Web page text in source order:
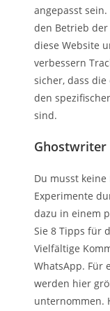
angepasst
den Betrieb
diese Website
verbessern
sicher, dass
den
sind.
Ghostwriter
Du musst
Experimente
dazu in einem
Sie 8 Tipps für
Vielfältige
WhatsApp. Für
werden hier
unternommen.